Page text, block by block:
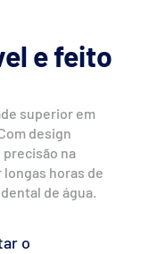
e feito
superior em
design
na
horas de
de água.
o